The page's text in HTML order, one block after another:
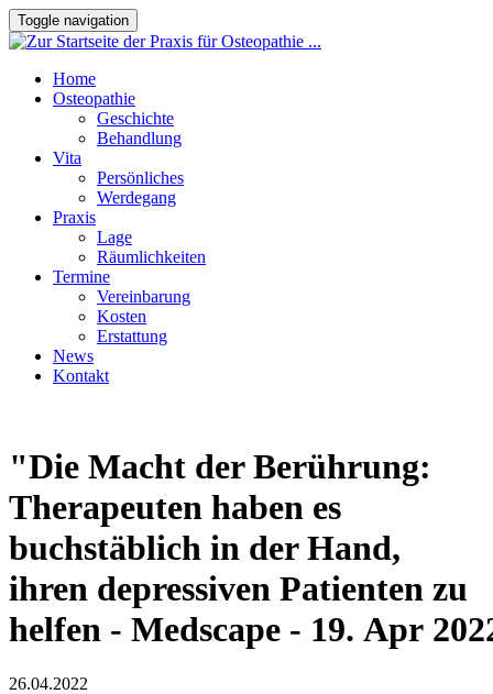
Toggle navigation
Home
Osteopathie
Geschichte
Behandlung
Vita
Persönliches
Werdegang
Praxis
Lage
Räumlichkeiten
Termine
Vereinbarung
Kosten
Erstattung
News
Kontakt
"Die Macht der Berührung:
Therapeuten haben es
buchstäblich in der Hand,
ihren depressiven Patienten zu
helfen - Medscape - 19. Apr
26.04.2022